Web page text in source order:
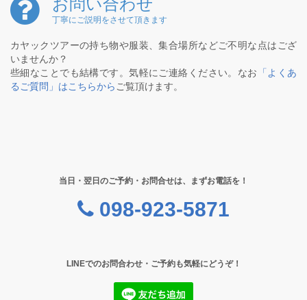
お問い合わせ
丁寧にご説明をさせて頂きます
カヤックツアーの持ち物や服装、集合場所などご不明な点はござ
いませんか？
些細なことでも結構です。気軽にご連絡ください。なお
「よくあ
るご質問」はこちらから ご覧頂けます。
当日・翌日のご予約・お問合せは、まずお電話を！
098-923-5871
LINEでのお問合わせ・ご予約も気軽にどうぞ！